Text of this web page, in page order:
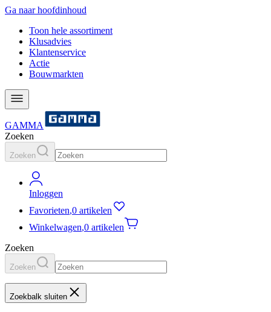
Ga naar hoofdinhoud
Toon hele assortiment
Klusadvies
Klantenservice
Actie
Bouwmarkten
GAMMA
Zoeken
Zoeken
Inloggen
Favorieten,0 artikelen
Winkelwagen,0 artikelen
Zoeken
Zoeken
Zoekbalk sluiten